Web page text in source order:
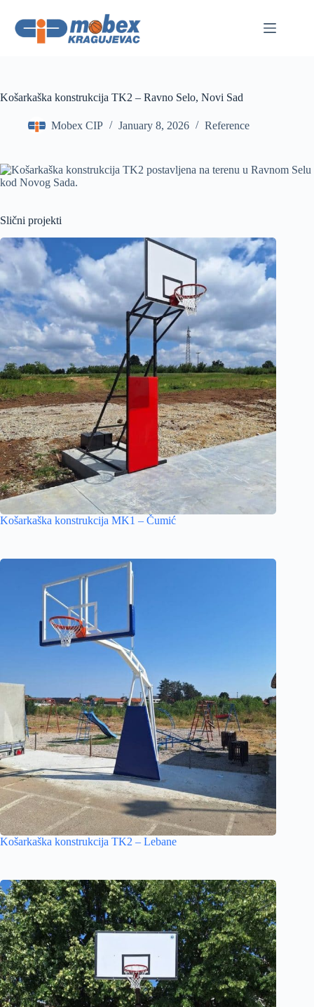
content
Košarkaška konstrukcija TK2 – Ravno Selo, Novi Sad
Mobex CIP January 8, 2026 Reference
Slični projekti
Košarkaška konstrukcija MK1 – Čumić
Košarkaška konstrukcija TK2 – Lebane